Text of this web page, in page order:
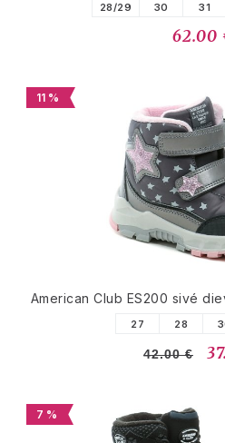
28/29 30 31
62.00
11 %
American Club ES200 sivé
27 28
42.00 €
7 %